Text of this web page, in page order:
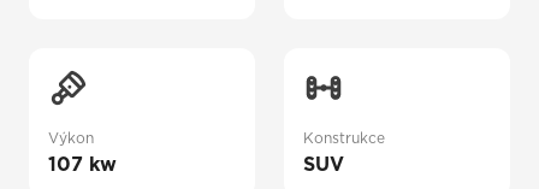
Výkon
107 kw
Konstrukce
SUV